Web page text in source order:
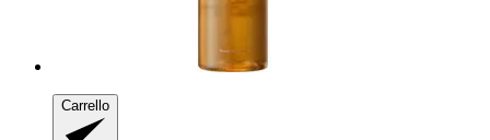
Carrello